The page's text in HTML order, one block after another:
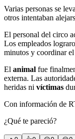
Varias personas se
otros intentaban
El personal del circo
Los empleados
minutos y coordinar
El animal fue
externa. Las
heridas ni víctimas
Con información de
¿Qué te pareció?